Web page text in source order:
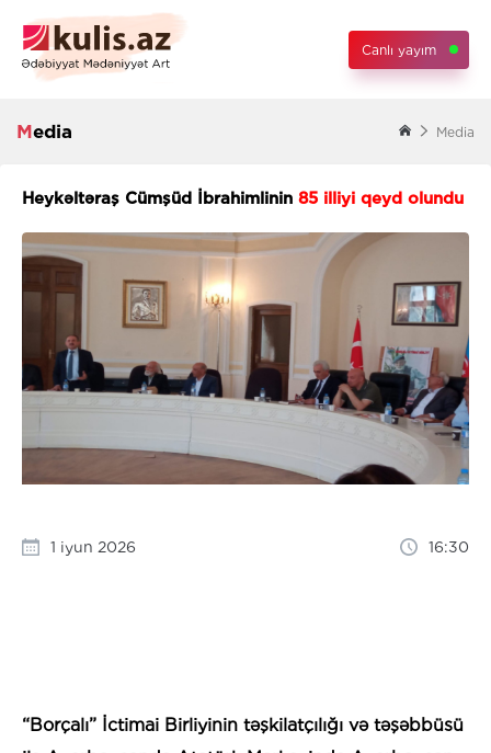
Canlı yayım
Media Media
Heykəltəraş Cümşüd İbrahimlinin 85 illiyi qeyd olundu
1 iyun 2026 16:30
“Borçalı” İctimai Birliyinin təşkilatçılığı və təşəbbüsü